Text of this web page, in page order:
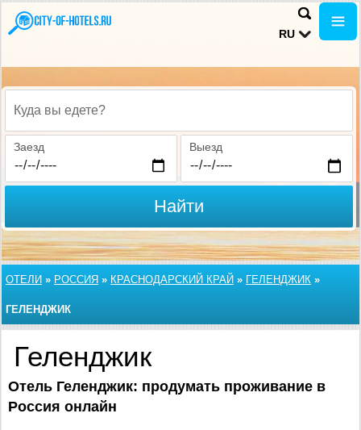
RU
Куда вы едете?
Заезд Выезд
Найти
ОТЕЛИ » РОССИЯ » КРАСНОДАРСКИЙ КРАЙ » ГЕЛЕНДЖИК »
ГЕЛЕНДЖИК
Геленджик
Отель Геленджик: продумать проживание в
Россия онлайн